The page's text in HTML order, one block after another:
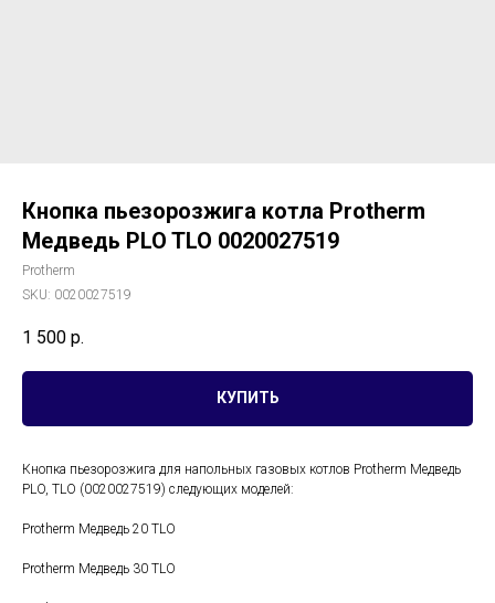
Кнопка пьезорозжига котла Protherm
Медведь PLO TLO 0020027519
Protherm
SKU: 0020027519
1 500 р.
КУПИТЬ
Кнопка пьезорозжига для напольных газовых котлов Protherm Медведь
PLO, TLO (0020027519) следующих моделей:
Protherm Медведь 20 TLO
Protherm Медведь 30 TLO